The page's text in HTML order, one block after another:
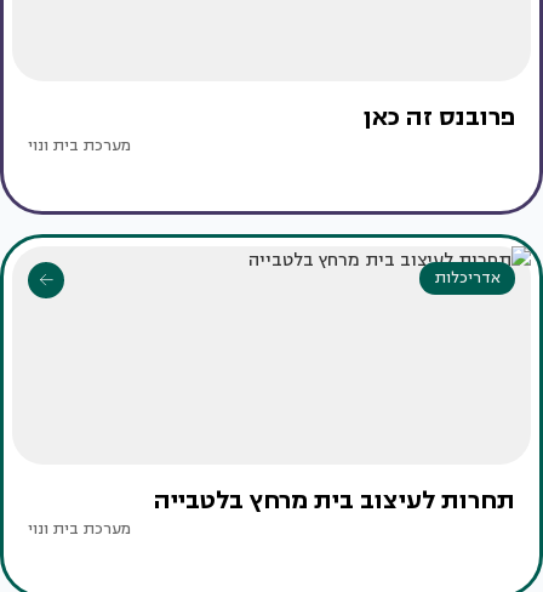
פרובנס זה כאן
מערכת בית ונוי
אדריכלות
תחרות לעיצוב בית מרחץ בלטבייה
מערכת בית ונוי